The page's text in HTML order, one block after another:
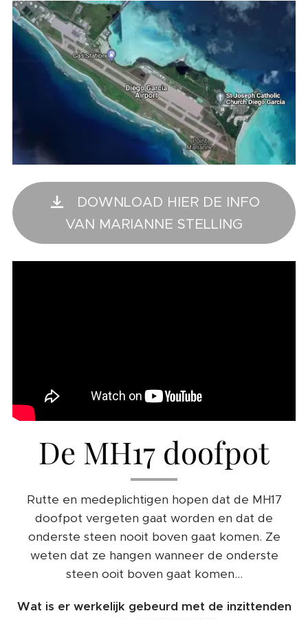
DOWNLOAD HIER DE INFO
VAN MARIANNE STELLING
De MH17 doofpot
Rutte en medeplichtigen hopen dat de MH17
doofpot vergeten gaat worden en dat de
onderste steen nooit boven gaat komen. Ze
weten dat ze hangen wanneer de onderste
steen ooit boven gaat komen...
Wat is er werkelijk gebeurd met de inzittenden